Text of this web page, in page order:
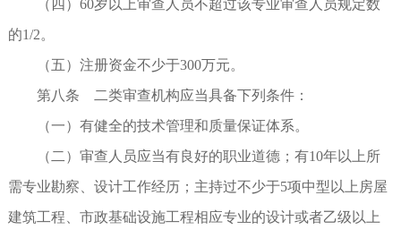
（四）60岁以上审查人员不超过该专业审查人员规定数
的1/2。
（五）注册资金不少于300万元。
第八条 二类审查机构应当具备下列条件：
（一）有健全的技术管理和质量保证体系。
（二）审查人员应当有良好的职业道德；有10年以上所
需专业勘察、设计工作经历；主持过不少于5项中型以上房屋
建筑工程、市政基础设施工程相应专业的设计或者乙级以上